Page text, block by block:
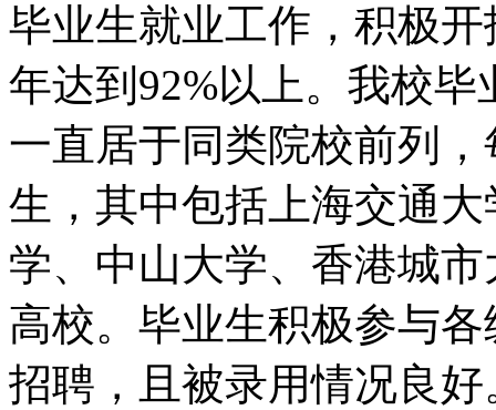
毕业生就业工作，积极
年达到92%以上。我校
一直居于同类院校前列
生，其中包括上海交通
学、中山大学、香港城
高校。毕业生积极参与
招聘，且被录用情况良